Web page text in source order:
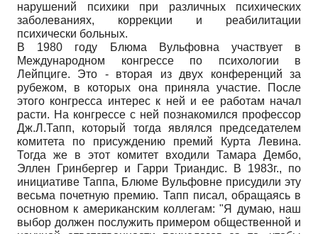
нарушений психики при различных психических
заболеваниях, коррекции и реабилитации
психически больных.
В 1980 году Блюма Вульфовна участвует в
Международном конгрессе по психологии в
Лейпциге. Это - вторая из двух конференций за
рубежом, в которых она приняла участие. После
этого конгресса интерес к ней и ее работам начал
расти. На конгрессе с ней познакомился профессор
Дж.Л.Тапп, который тогда являлся председателем
комитета по присуждению премий Курта Левина.
Тогда же в этот комитет входили Тамара Дембо,
Эллен Гринбергер и Гарри Триандис. В 1983г., по
инициативе Таппа, Блюме Вульфовне присудили эту
весьма почетную премию. Тапп писал, обращаясь в
основном к американским коллегам: "Я думаю, наш
выбор должен послужить примером общественной и